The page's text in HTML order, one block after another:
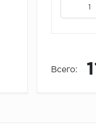
Всего: